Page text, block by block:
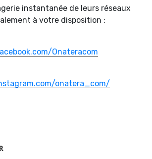
instantanée de leurs réseaux
à votre disposition :
Onateracom
onatera_com/